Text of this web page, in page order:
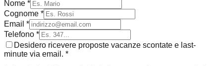
Nome *
Cognome *
Email *
Telefono *
Desidero ricevere proposte vacanze scontate e last-
minute via email. *